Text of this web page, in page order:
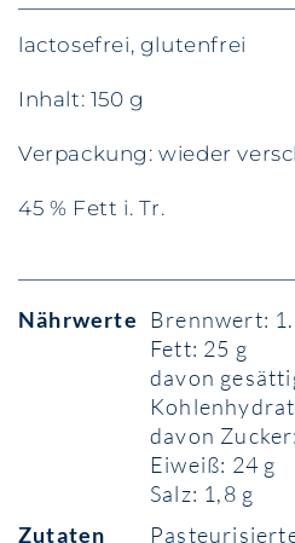
lactosefrei, glutenfrei
Inhalt: 150 g
Verpackung: wieder
45 % Fett i. Tr.
Nährwerte Brennwert:
Fett: 25 g
davon
davon
Eiweiß: 24 g
Salz: 1,8 g
Zutaten